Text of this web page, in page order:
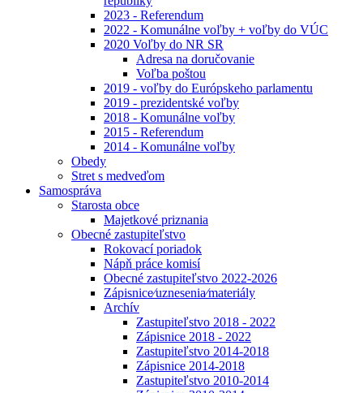
2023 - Referendum
2022 - Komunálne voľby + voľby do VÚC
2020 Voľby do NR SR
Adresa na doručovanie
Voľba poštou
2019 - voľby do Európskeho parlamentu
2019 - prezidentské voľby
2018 - Komunálne voľby
2015 - Referendum
2014 - Komunálne voľby
Obedy
Stret s medveďom
Samospráva
Starosta obce
Majetkové priznania
Obecné zastupiteľstvo
Rokovací poriadok
Nápň práce komisí
Obecné zastupiteľstvo 2022-2026
Zápisnice⁄uznesenia⁄materiály
Archív
Zastupiteľstvo 2018 - 2022
Zápisnice 2018 - 2022
Zastupiteľstvo 2014-2018
Zápisnice 2014-2018
Zastupiteľstvo 2010-2014